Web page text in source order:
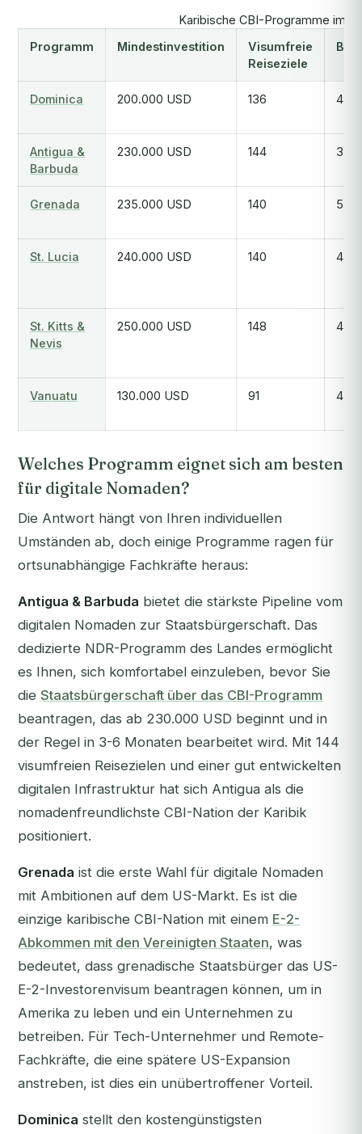
Karibische CBI-Programme im
Programm
Mindestinvestition
Visumfreie
Reiseziele
Dominica 200.000 USD 136 4-6
Antigua &
Barbuda
230.000 USD 144 3-6
Grenada 235.000 USD 140 5-7
St. Lucia 240.000 USD 140 4-
St. Kitts &
Nevis
250.000 USD 148 4-6
Vanuatu 130.000 USD 91 45-
Welches Programm eignet sich am besten
für digitale Nomaden?
Die Antwort hängt von Ihren individuellen
Umständen ab, doch einige Programme ragen für
ortsunabhängige Fachkräfte heraus:
Antigua & Barbuda bietet die stärkste Pipeline vom
digitalen Nomaden zur Staatsbürgerschaft. Das
dedizierte NDR-Programm des Landes ermöglicht
es Ihnen, sich komfortabel einzuleben, bevor Sie
die Staatsbürgerschaft über das CBI-Programm
beantragen, das ab 230.000 USD beginnt und in
der Regel in 3-6 Monaten bearbeitet wird. Mit 144
visumfreien Reisezielen und einer gut entwickelten
digitalen Infrastruktur hat sich Antigua als die
nomadenfreundlichste CBI-Nation der Karibik
positioniert.
Grenada ist die erste Wahl für digitale Nomaden
mit Ambitionen auf dem US-Markt. Es ist die
einzige karibische CBI-Nation mit einem E-2-
Abkommen mit den Vereinigten Staaten, was
bedeutet, dass grenadische Staatsbürger das US-
E-2-Investorenvisum beantragen können, um in
Amerika zu leben und ein Unternehmen zu
betreiben. Für Tech-Unternehmer und Remote-
Fachkräfte, die eine spätere US-Expansion
anstreben, ist dies ein unübertroffener Vorteil.
Dominica stellt den kostengünstigsten